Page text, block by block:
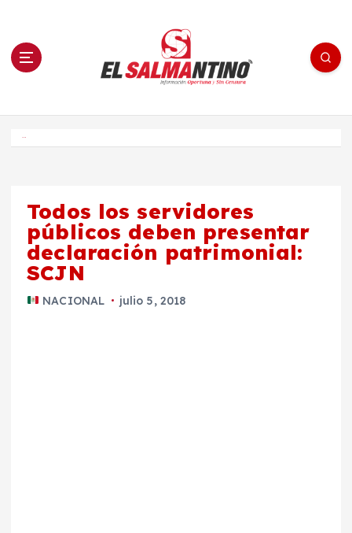
n El Salmantino - medios/noticias/editorial
Todos los servidores
públicos deben presentar
declaración patrimonial:
SCJN
NACIONAL julio 5, 2018